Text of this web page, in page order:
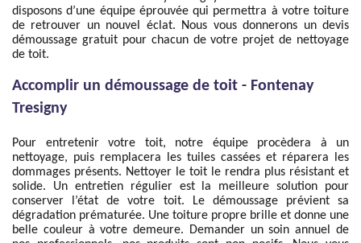
disposons d’une équipe éprouvée qui permettra à votre toiture
de retrouver un nouvel éclat. Nous vous donnerons un devis
démoussage gratuit pour chacun de votre projet de nettoyage
de toit.
Accomplir un démoussage de toit - Fontenay
Tresigny
Pour entretenir votre toit, notre équipe procèdera à un
nettoyage, puis remplacera les tuiles cassées et réparera les
dommages présents. Nettoyer le toit le rendra plus résistant et
solide. Un entretien régulier est la meilleure solution pour
conserver l’état de votre toit. Le démoussage prévient sa
dégradation prématurée. Une toiture propre brille et donne une
belle couleur à votre demeure. Demander un soin annuel de